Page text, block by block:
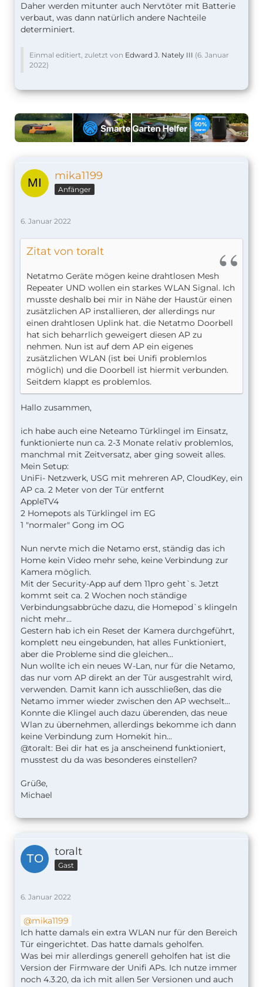
Daher werden mitunter auch Nervtöter mit Batterie
verbaut, was dann natürlich andere Nachteile
determiniert.
Einmal editiert, zuletzt von Edward J. Nately III (6. Januar
2022)
mika1199
Anfänger
6. Januar 2022
Zitat von toralt
Netatmo Geräte mögen keine drahtlosen Mesh
Repeater UND wollen ein starkes WLAN Signal. Ich
musste deshalb bei mir in Nähe der Haustür einen
zusätzlichen AP installieren, der allerdings nur
einen drahtlosen Uplink hat. die Netatmo Doorbell
hat sich beharrlich geweigert diesen AP zu
nehmen. Nun ist auf dem AP ein eigenes
zusätzlichen WLAN (ist bei Unifi problemlos
möglich) und die Doorbell ist hiermit verbunden.
Seitdem klappt es problemlos.
Hallo zusammen,
ich habe auch eine Neteamo Türklingel im Einsatz,
funktionierte nun ca. 2-3 Monate relativ problemlos,
manchmal mit Zeitversatz, aber ging soweit alles.
Mein Setup:
UniFi- Netzwerk, USG mit mehreren AP, CloudKey, ein
AP ca. 2 Meter von der Tür entfernt
AppleTV4
2 Homepots als Türklingel im EG
1 "normaler" Gong im OG
Nun nervte mich die Netamo erst, ständig das ich
Home kein Video mehr sehe, keine Verbindung zur
Kamera möglich.
Mit der Security-App auf dem 11pro geht`s. Jetzt
kommt seit ca. 2 Wochen noch ständige
Verbindungsabbrüche dazu, die Homepod`s klingeln
nicht mehr...
Gestern hab ich ein Reset der Kamera durchgeführt,
komplett neu eingebunden, hat alles Funktioniert,
aber die Probleme sind die gleichen...
Nun wollte ich ein neues W-Lan, nur für die Netamo,
das nur vom AP direkt an der Tür ausgestrahlt wird,
verwenden. Damit kann ich ausschließen, das die
Netamo immer wieder zwischen den AP wechselt...
Konnte die Klingel auch dazu überenden, das neue
Wlan zu übernehmen, allerdings bekomme ich dann
keine Verbindung zum Homekit hin...
@toralt: Bei dir hat es ja anscheinend funktioniert,
musstest du da was besonderes einstellen?
Grüße,
Michael
toralt
Gast
6. Januar 2022
mika1199
Ich hatte damals ein extra WLAN nur für den Bereich
Tür eingerichtet. Das hatte damals geholfen.
Was bei mir allerdings generell geholfen hat ist die
Version der Firmware der Unifi APs. Ich nutze immer
noch 4.3.20, da ich mit allen 5er Versionen und auch